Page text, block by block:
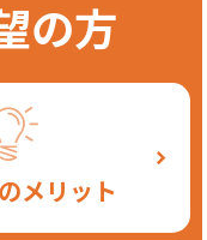
の方
メリット